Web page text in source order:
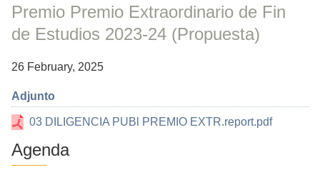
Premio Premio Extraordinario de Fin
de Estudios 2023-24 (Propuesta)
26 February, 2025
Adjunto
03 DILIGENCIA PUBl PREMIO EXTR.report.pdf
Agenda